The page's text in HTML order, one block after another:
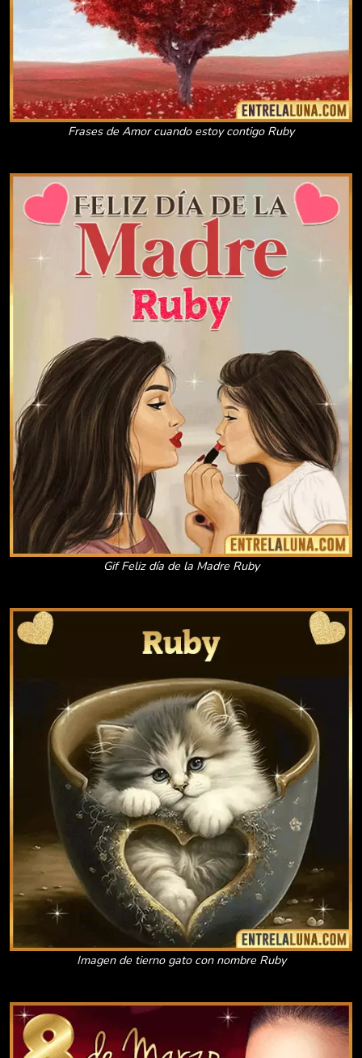
Frases de Amor cuando estoy contigo Ruby
Gif Feliz día de la Madre Ruby
Imagen de tierno gato con nombre Ruby